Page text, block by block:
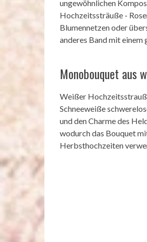
ungewöhnlichen
Hochzeitssträuße -
Blumennetzen oder
anderes Band mit
Monobouquet aus
Weißer
Schneeweiße
und den Charme des
wodurch das Bouquet
Herbsthochzeiten